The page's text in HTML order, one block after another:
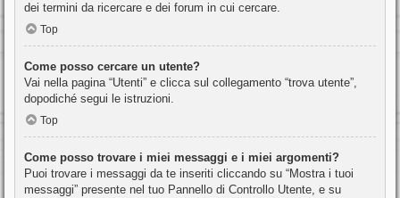
dei termini da ricercare e dei forum in cui cercare.
Top
Come posso cercare un utente?
Vai nella pagina “Utenti” e clicca sul collegamento “trova utente”,
dopodiché segui le istruzioni.
Top
Come posso trovare i miei messaggi e i miei argomenti?
Puoi trovare i messaggi da te inseriti cliccando su “Mostra i tuoi
messaggi” presente nel tuo Pannello di Controllo Utente, e su